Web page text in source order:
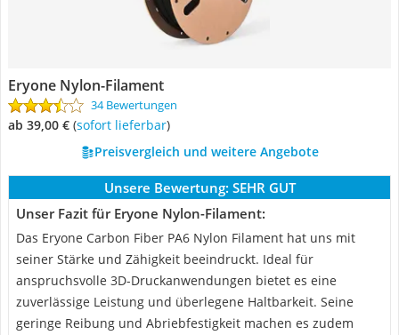
Eryone Nylon-Filament
34 Bewertungen
ab 39,00 € ( Sofort lieferbar)
Preisvergleich und weitere Angebote
Unsere Bewertung: SEHR GUT
Unser Fazit für Eryone Nylon-Filament:
Das Eryone Carbon Fiber PA6 Nylon Filament hat uns mit
seiner Stärke und Zähigkeit beeindruckt. Ideal für
anspruchsvolle 3D-Druckanwendungen bietet es eine
zuverlässige Leistung und überlegene Haltbarkeit. Seine
geringe Reibung und Abriebfestigkeit machen es zudem